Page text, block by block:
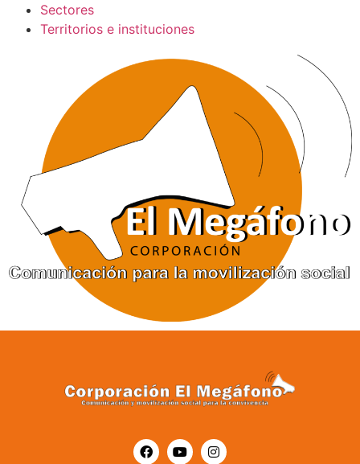
Sectores
Territorios e instituciones